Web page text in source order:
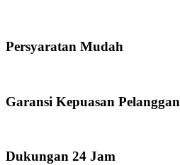
Persyaratan Mudah
Garansi Kepuasan Pelanggan
Dukungan 24 Jam